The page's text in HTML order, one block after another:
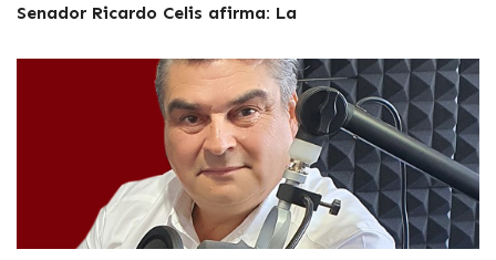
Senador Ricardo Celis afirma: La